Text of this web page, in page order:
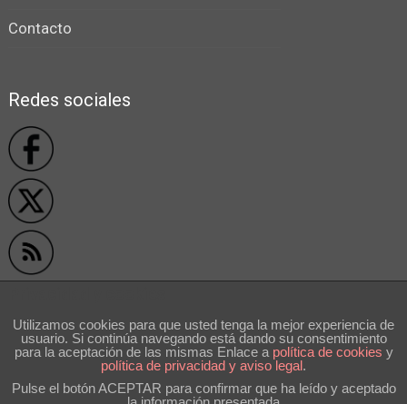
Contacto
Redes sociales
Utilizamos cookies para que usted tenga la mejor experiencia de
usuario. Si continúa navegando está dando su consentimiento
para la aceptación de las mismas Enlace a polí­tica de cookies y
política de privacidad y aviso legal.
Pulse el botón ACEPTAR para confirmar que ha leído y aceptado